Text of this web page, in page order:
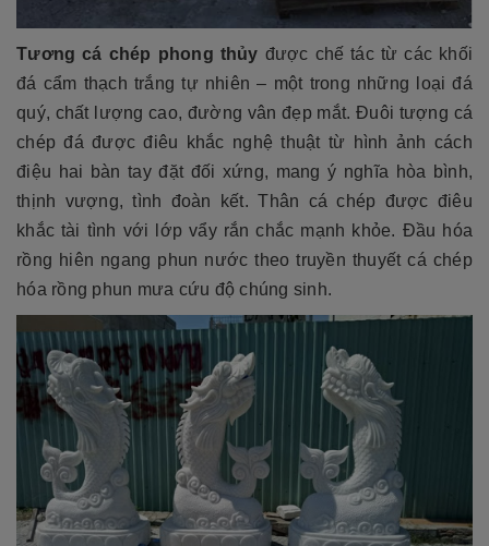
Tương cá chép phong thủy được chế tác từ các khối
đá cẩm thạch trắng tự nhiên – một trong những loại đá
quý, chất lượng cao, đường vân đẹp mắt. Đuôi tượng cá
chép đá được điêu khắc nghệ thuật từ hình ảnh cách
điệu hai bàn tay đặt đối xứng, mang ý nghĩa hòa bình,
thịnh vượng, tình đoàn kết. Thân cá chép được điêu
khắc tài tình với lớp vẩy rắn chắc mạnh khỏe. Đầu hóa
rồng hiên ngang phun nước theo truyền thuyết cá chép
hóa rồng phun mưa cứu độ chúng sinh.